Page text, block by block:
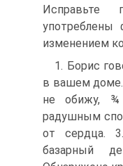
Исправьте
употреблены
изменением
1. Борис
в вашем
не обижу, ¾
радушным
от сердца.
базарный